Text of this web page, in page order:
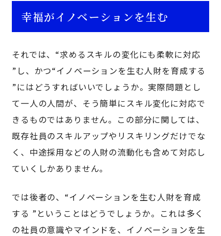
幸福がイノベーションを生む
それでは、“求めるスキルの変化にも柔軟に対応
”し、かつ“イノベーションを生む人財を育成する
”にはどうすればいいでしょうか。実際問題とし
て一人の人間が、そう簡単にスキル変化に対応で
きるものではありません。この部分に関しては、
既存社員のスキルアップやリスキリングだけでな
く、中途採用などの人財の流動化も含めて対応し
ていくしかありません。
では後者の、“イノベーションを生む人財を育成
する ”ということはどうでしょうか。これは多く
の社員の意識やマインドを、イノベーションを生